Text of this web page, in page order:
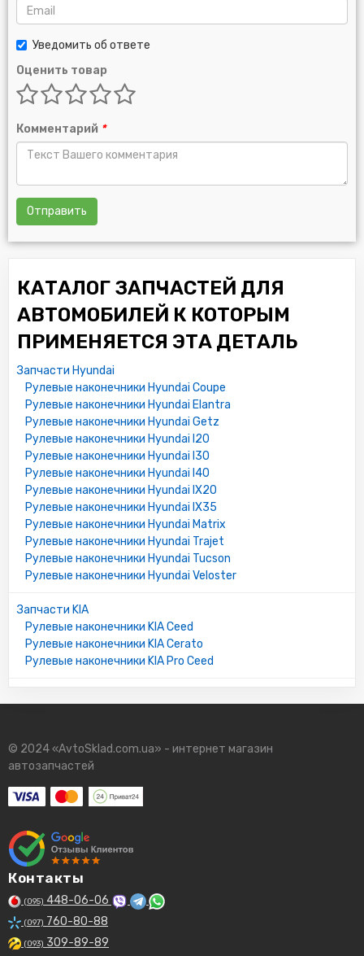
Уведомить об ответе
Оценить товар
Комментарий *
Отправить
КАТАЛОГ ЗАПЧАСТЕЙ ДЛЯ
АВТОМОБИЛЕЙ К КОТОРЫМ
ПРИМЕНЯЕТСЯ ЭТА ДЕТАЛЬ
Запчасти Hyundai
Рулевые наконечники Hyundai Coupe
Рулевые наконечники Hyundai Elantra
Рулевые наконечники Hyundai Getz
Рулевые наконечники Hyundai I20
Рулевые наконечники Hyundai I30
Рулевые наконечники Hyundai I40
Рулевые наконечники Hyundai IX20
Рулевые наконечники Hyundai IX35
Рулевые наконечники Hyundai Matrix
Рулевые наконечники Hyundai Trajet
Рулевые наконечники Hyundai Tucson
Рулевые наконечники Hyundai Veloster
Запчасти KIA
Рулевые наконечники KIA Ceed
Рулевые наконечники KIA Cerato
Рулевые наконечники KIA Pro Ceed
© 2024 «AvtoSklad.com.ua» - интернет магазин
автозапчастей
Контакты
(095) 448-06-06
(097) 760-80-88
(093) 309-89-89